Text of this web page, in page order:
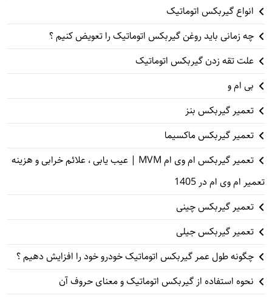
انواع گیربکس اتوماتیک
چه زمانی باید روغن گیربکس اتوماتیک را تعویض کنیم ؟
علت تقه زدن گیربکس اتوماتیک
بی ام و
تعمیر گیربکس بنز
تعمیر گیربکس ماکسیما
تعمیر گیربکس ام وی ام MVM | عیب یابی ، علائم خرابی و هزینه
تعمیر ام وی ام در 1405
تعمیر گیربکس چینی
تعمیر گیربکس جیلی
چگونه طول عمر گیربکس اتوماتیک خودرو خود را افزایش دهیم ؟
نحوه استفاده از گیربکس اتوماتیک و معنای حروف آن